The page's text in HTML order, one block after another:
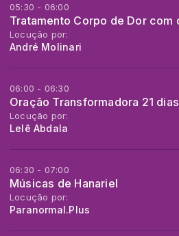
05:30 - 06:00
Locução por:
André Molinari
06:00 - 06:30
Oração Transformadora 21 dias
Locução por:
Lelê Abdala
06:30 - 07:00
Músicas de Hanariel
Locução por:
Paranormal.Plus